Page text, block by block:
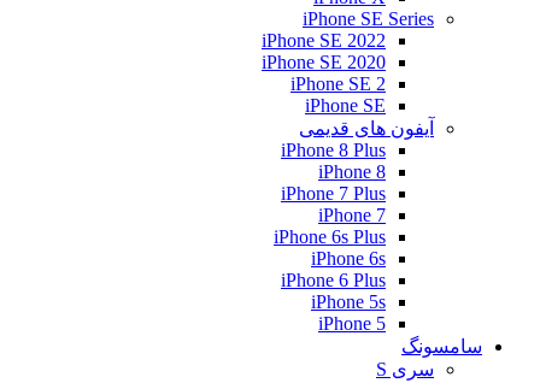
iPhone SE Series
iPhone SE 2022
iPhone SE 2020
iPhone SE 2
iPhone SE
آیفون های قدیمی
iPhone 8 Plus
iPhone 8
iPhone 7 Plus
iPhone 7
iPhone 6s Plus
iPhone 6s
iPhone 6 Plus
iPhone 5s
iPhone 5
سامسونگ
سری S